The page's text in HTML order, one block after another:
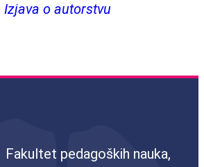
Izjava o autorstvu
Fakultet pedagoških nauka,